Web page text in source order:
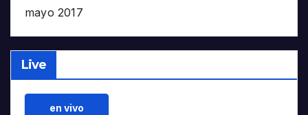
mayo 2017
Live
en vivo